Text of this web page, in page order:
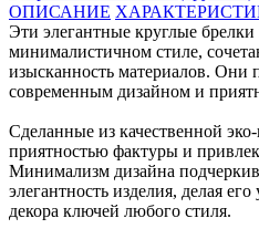
ОПИСАНИЕ
Эти элегантные круглые
минималистичном стиле,
изысканность материалов. Они
современным дизайном и
Сделанные из качественной
приятностью фактуры и
Минимализм дизайна
элегантность изделия, делая
декора ключей любого стиля.